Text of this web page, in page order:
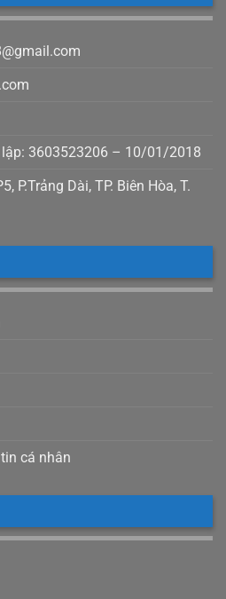
3603523206 – 10/01/2018
P.Trảng Dài, TP. Biên Hòa, T.
cá nhân